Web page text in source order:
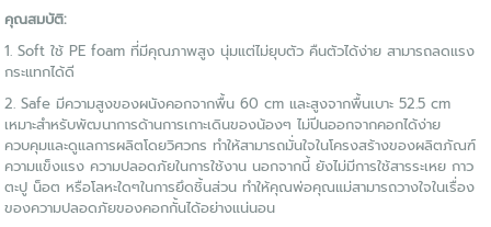
คุณสมบัติ:
1. Soft ใช้ PE foam ที่มีคุณภาพสูง นุ่มแต่ไม่ยุบตัว คืนตัวได้ง่าย สามารถลดแรง
กระแทกได้ดี
2. Safe มีความสูงของผนังคอกจากพื้น 60 cm และสูงจากพื้นเบาะ 52.5 cm
เหมาะสำหรับพัฒนาการด้านการเกาะเดินของน้องๆ ไม่ปีนออกจากคอกได้ง่าย
ควบคุมและดูแลการผลิตโดยวิศวกร ทำให้สามารถมั่นใจในโครงสร้างของผลิตภัณฑ์
ความแข็งแรง ความปลอดภัยในการใช้งาน นอกจากนี้ ยังไม่มีการใช้สารระเหย กาว
ตะปู น็อต หรือโลหะใดๆในการยึดชิ้นส่วน ทำให้คุณพ่อคุณแม่สามารถวางใจในเรื่อง
ของความปลอดภัยของคอกกั้นได้อย่างแน่นอน